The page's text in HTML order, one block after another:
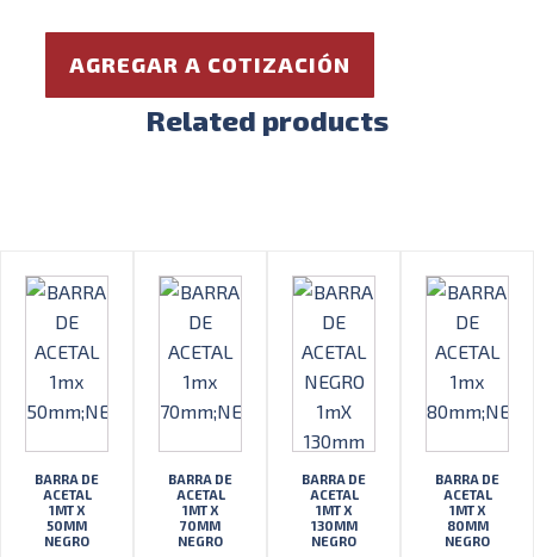
AGREGAR A COTIZACIÓN
Related products
BARRA DE
ACETAL
1MT X
50MM
NEGRO
BARRA DE
ACETAL
1MT X
70MM
NEGRO
BARRA DE
ACETAL
1MT X
130MM
NEGRO
BARRA DE
ACETAL
1MT X
80MM
NEGRO